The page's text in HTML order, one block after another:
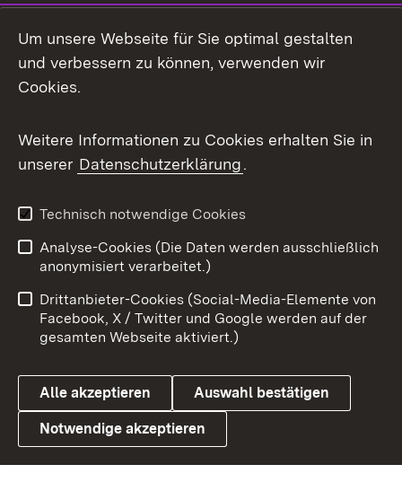
Facebook
X / Twitter
Youtube
Link zum Landesportal
Impressum
Kontakt
Barrierefreiheit
Datenschutz
Cookies
Um unsere Webseite für Sie optimal gestalten
und verbessern zu können, verwenden wir
Cookies.
Weitere Informationen zu Cookies erhalten Sie in
unserer Datenschutzerklärung.
Technisch notwendige Cookies
Analyse-Cookies (Die Daten werden ausschließlich
anonymisiert verarbeitet.)
Drittanbieter-Cookies (Social-Media-Elemente von
Facebook, X / Twitter und Google werden auf der
gesamten Webseite aktiviert.)
Alle akzeptieren Auswahl bestätigen
Notwendige akzeptieren